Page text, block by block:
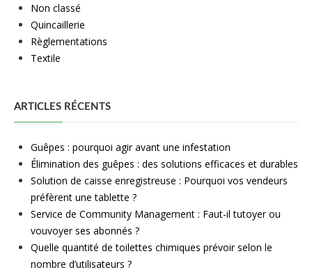
Non classé
Quincaillerie
Règlementations
Textile
ARTICLES RÉCENTS
Guêpes : pourquoi agir avant une infestation
Élimination des guêpes : des solutions efficaces et durables
Solution de caisse enregistreuse : Pourquoi vos vendeurs
préfèrent une tablette ?
Service de Community Management : Faut-il tutoyer ou
vouvoyer ses abonnés ?
Quelle quantité de toilettes chimiques prévoir selon le
nombre d’utilisateurs ?